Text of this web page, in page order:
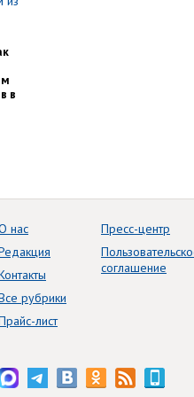
в
нас
рубрики
лист
Пресс-центр
соглашение